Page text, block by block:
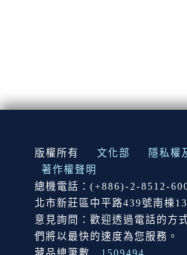
:::
版權所有 文化部
隱私權
著作權聲明
總機電話：(+886)-2-8512-
北市新莊區中平路439號南棟
意見詢問：歡迎透過電話的方
們將以最快的速度為您服務。
藏品總筆數
1509494